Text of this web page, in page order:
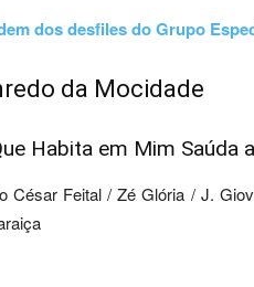
dos desfiles do Grupo
da Mocidade
Habita em Mim Saúda
César Feital / Zé Glória / J.